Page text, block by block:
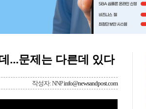
...문제는 다른데 있다
작성자: NNPinfo@newsandpost.com